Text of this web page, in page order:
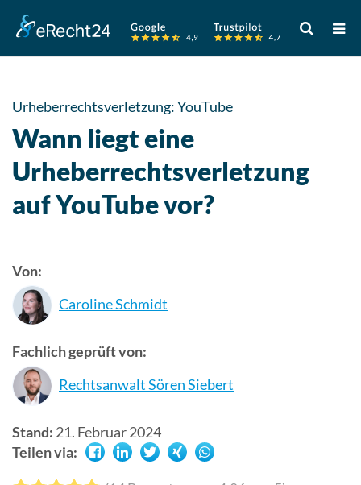
Verwende
die
Pfeile
das
Urheberrechtsverletzung: YouTube
Wann liegt eine
Urheberrechtsverletzung
auf YouTube vor?
Von:
Caroline Schmidt
Fachlich geprüft von:
Rechtsanwalt Sören Siebert
Stand: 21. Februar 2024
Teilen via: